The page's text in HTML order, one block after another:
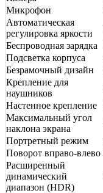
Микрофон
Автоматическая
регулировка яркости
Беспроводная зарядка
Подсветка корпуса
Безрамочный дизайн
Крепление для
наушников
Настенное крепление
Максимальный угол
наклона экрана
Портретный режим
Поворот вправо-влево
Расширенный
динамический
диапазон (HDR)